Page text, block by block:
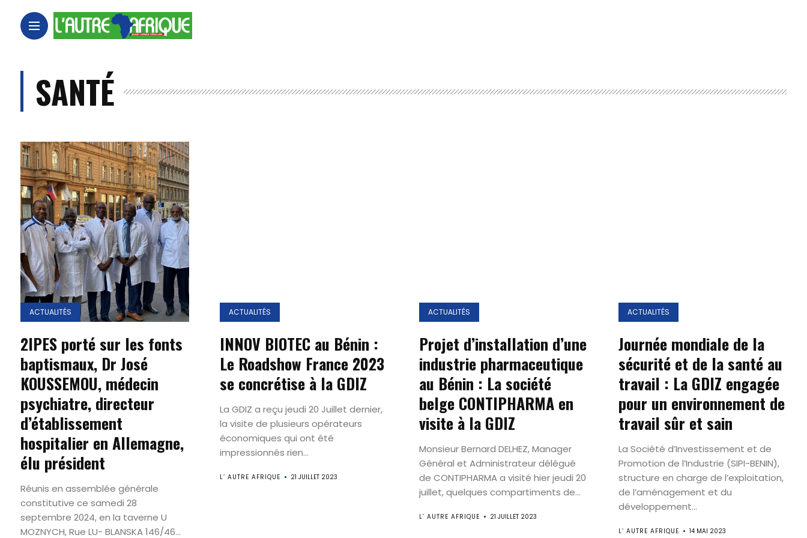
SANTÉ
ACTUALITÉS
2IPES porté sur les fonts
baptismaux, Dr José
KOUSSEMOU, médecin
psychiatre, directeur
d’établissement
hospitalier en Allemagne,
élu président
Réunis en assemblée générale
constitutive ce samedi 28
septembre 2024, en la taverne U
MOZNYCH, Rue LU- BLANSKA 146/46...
ACTUALITÉS
INNOV BIOTEC au Bénin :
Le Roadshow France 2023
se concrétise à la GDIZ
La GDIZ a reçu jeudi 20 Juillet dernier,
la visite de plusieurs opérateurs
économiques qui ont été
impressionnés rien...
L’ AUTRE AFRIQUE 21 JUILLET 2023
ACTUALITÉS
Projet d’installation d’une
industrie pharmaceutique
au Bénin : La société
belge CONTIPHARMA en
visite à la GDIZ
Monsieur Bernard DELHEZ, Manager
Général et Administrateur délégué
de CONTIPHARMA a visité hier jeudi 20
juillet, quelques compartiments de...
L’ AUTRE AFRIQUE 21 JUILLET 2023
ACTUALITÉS
Journée mondiale de la
sécurité et de la santé au
travail : La GDIZ engagée
pour un environnement de
travail sûr et sain
La Société d’Investissement et de
Promotion de l’Industrie (SIPI-BENIN),
structure en charge de l’exploitation,
de l’aménagement et du
développement...
L’ AUTRE AFRIQUE 14 MAI 2023